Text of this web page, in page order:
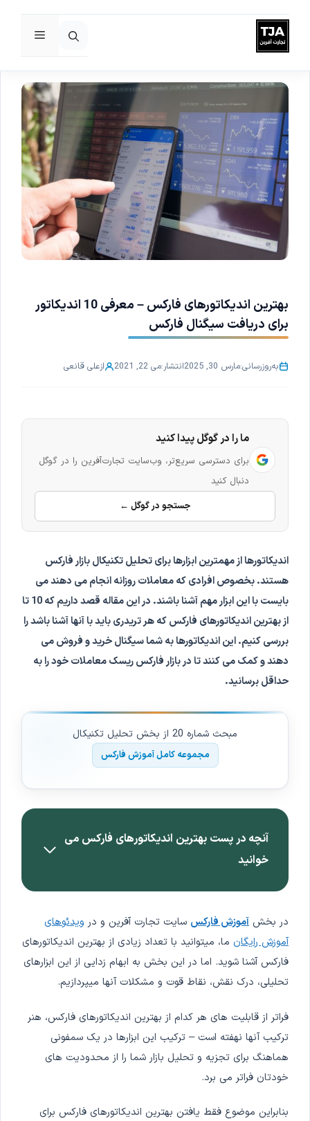
پرش
به
محتوا
فهرست
بهترین اندیکاتورهای فارکس – معرفی 10 اندیکاتور
برای دریافت سیگنال فارکس
به‌روزرسانی:مارس 30, 2025 انتشار:می 22, 2021 ازعلی قانعی
ما را در گوگل پیدا کنید
برای دسترسی سریع‌تر، وب‌سایت تجارت‌آفرین را در گوگل
دنبال کنید
جستجو در گوگل ←
اندیکاتورها از مهمترین ابزارها برای تحلیل تکنیکال بازار فارکس
هستند. بخصوص افرادی که معاملات روزانه انجام می دهند می
بایست با این ابزار مهم آشنا باشند. در این مقاله قصد داریم که 10 تا
از بهترین اندیکاتورهای فارکس که هر تریدری باید با آنها آشنا باشد را
بررسی کنیم. این اندیکاتورها به شما سیگنال خرید و فروش می
دهند و کمک می کنند تا در بازار فارکس ریسک معاملات خود را به
حداقل برسانید.
مبحث شماره 20 از بخش تحلیل تکنیکال
مجموعه کامل آموزش فارکس
آنچه در پست بهترین اندیکاتورهای فارکس می
خوانید
در بخش آموزش فارکس سایت تجارت آفرین و در ویدئوهای
آموزش رایگان ما، میتوانید با تعداد زیادی از بهترین اندیکاتورهای
فارکس آشنا شوید. اما در این بخش به ابهام زدایی از این ابزارهای
تحلیلی، درک نقش، نقاط قوت و مشکلات آنها میپردازیم.
فراتر از قابلیت های هر کدام از بهترین اندیکاتورهای فارکس، هنر
ترکیب آنها نهفته است – ترکیب این ابزارها در یک سمفونی
هماهنگ برای تجزیه و تحلیل بازار شما را از محدودیت های
خودتان فراتر می برد.
بنابراین موضوع فقط یافتن بهترین اندیکاتورهای فارکس برای